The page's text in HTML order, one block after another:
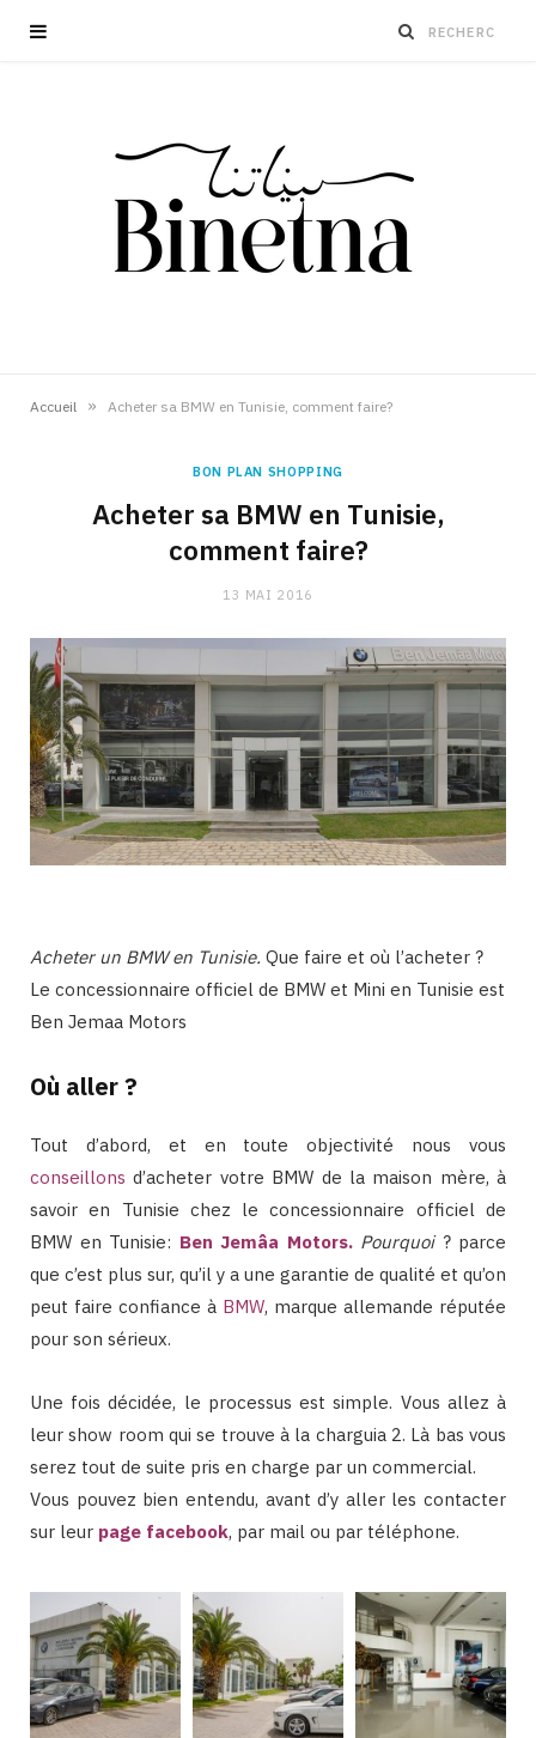
Accueil » Acheter sa BMW en Tunisie, comment faire?
BON PLAN SHOPPING
Acheter sa BMW en Tunisie,
comment faire?
13 MAI 2016
Acheter un BMW en Tunisie. Que faire et où l’acheter ?
Le concessionnaire officiel de BMW et Mini en Tunisie est
Ben Jemaa Motors
Où aller ?
Tout d’abord, et en toute objectivité nous vous
conseillons d’acheter votre BMW de la maison mère, à
savoir en Tunisie chez le concessionnaire officiel de
BMW en Tunisie: Ben Jemâa Motors. Pourquoi ? parce
que c’est plus sur, qu’il y a une garantie de qualité et qu’on
peut faire confiance à BMW, marque allemande réputée
pour son sérieux.
Une fois décidée, le processus est simple. Vous allez à
leur show room qui se trouve à la charguia 2. Là bas vous
serez tout de suite pris en charge par un commercial.
Vous pouvez bien entendu, avant d’y aller les contacter
sur leur page facebook, par mail ou par téléphone.